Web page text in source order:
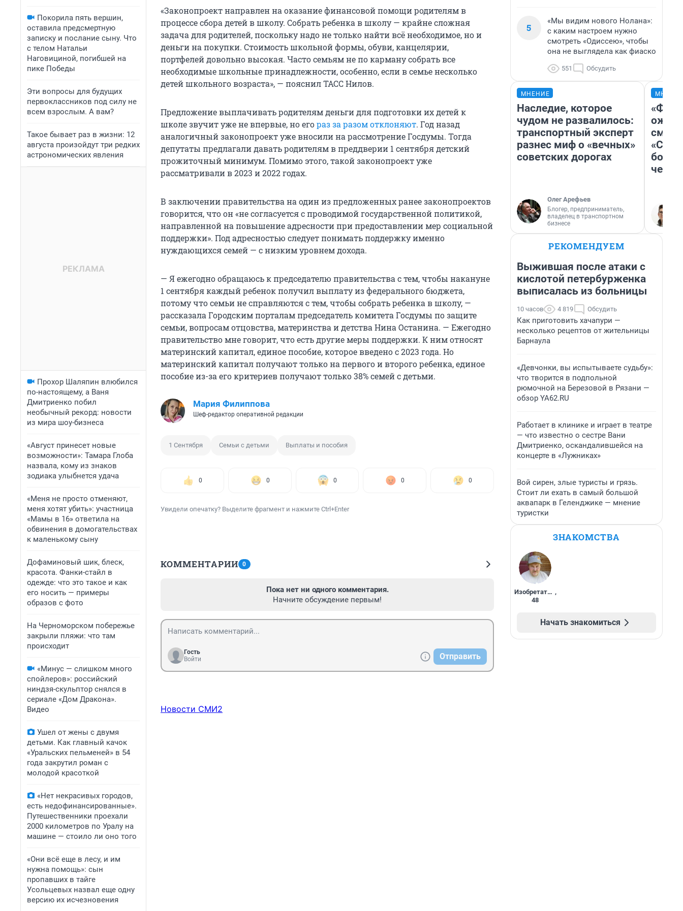
Покорила пять вершин,
оставила предсмертную
записку и послание сыну. Что
с телом Натальи
Наговициной, погибшей на
пике Победы
Эти вопросы для будущих
первоклассников под силу не
всем взрослым. А вам?
Такое бывает раз в жизни: 12
августа произойдут три редких
астрономических явления
Прохор Шаляпин влюбился
по-настоящему, а Ваня
Дмитриенко побил
необычный рекорд: новости
из мира шоу-бизнеса
«Август принесет новые
возможности»: Тамара Глоба
назвала, кому из знаков
зодиака улыбнется удача
«Меня не просто отменяют,
меня хотят убить»: участница
«Мамы в 16» ответила на
обвинения в домогательствах
к маленькому сыну
Дофаминовый шик, блеск,
красота. Фанки-стайл в
одежде: что это такое и как
его носить — примеры
образов с фото
На Черноморском побережье
закрыли пляжи: что там
происходит
«Минус — слишком много
спойлеров»: российский
ниндзя-скульптор снялся в
сериале «Дом Дракона».
Видео
Ушел от жены с двумя
детьми. Как главный качок
«Уральских пельменей» в 54
года закрутил роман с
молодой красоткой
«Нет некрасивых городов,
есть недофинансированные».
Путешественники проехали
2000 километров по Уралу на
машине — стоило ли оно того
«Они всё еще в лесу, и им
нужна помощь»: сын
пропавших в тайге
Усольцевых назвал еще одну
версию их исчезновения
«Законопроект направлен на оказание финансовой помощи родителям в
процессе сбора детей в школу. Собрать ребенка в школу — крайне сложная
задача для родителей, поскольку надо не только найти всё необходимое, но и
деньги на покупки. Стоимость школьной формы, обуви, канцелярии,
портфелей довольно высокая. Часто семьям не по карману собрать все
необходимые школьные принадлежности, особенно, если в семье несколько
детей школьного возраста», — пояснил ТАСС Нилов.
Предложение выплачивать родителям деньги для подготовки их детей к
школе звучит уже не впервые, но егораз за разом отклоняют. Год назад
аналогичный законопроект уже вносили на рассмотрение Госдумы. Тогда
депутаты предлагали давать родителям в преддверии 1 сентября детский
прожиточный минимум. Помимо этого, такой законопроект уже
рассматривали в 2023 и 2022 годах.
В заключении правительства на один из предложенных ранее законопроектов
говорится, что он «не согласуется с проводимой государственной политикой,
направленной на повышение адресности при предоставлении мер социальной
поддержки». Под адресностью следует понимать поддержку именно
нуждающихся семей — с низким уровнем дохода.
— Я ежегодно обращаюсь к председателю правительства с тем, чтобы накануне
1 сентября каждый ребенок получил выплату из федерального бюджета,
потому что семьи не справляются с тем, чтобы собрать ребенка в школу, —
рассказала Городским порталам председатель комитета Госдумы по защите
семьи, вопросам отцовства, материнства и детства Нина Останина. — Ежегодно
правительство мне говорит, что есть другие меры поддержки. К ним относят
материнский капитал, единое пособие, которое введено с 2023 года. Но
материнский капитал получают только на первого и второго ребенка, единое
пособие из-за его критериев получают только 38% семей с детьми.
Мария Филиппова
Шеф-редактор оперативной редакции
1 Сентября Семьи с детьми Выплаты и пособия
0 0 0 0 0
Увидели опечатку? Выделите фрагмент и нажмите Ctrl+Enter
КОММЕНТАРИИ 0
Пока нет ни одного комментария.
Начните обсуждение первым!
Гость
Войти
Отправить
Новости СМИ2
5
«Мы видим нового Нолана»:
с каким настроем нужно
смотреть «Одиссею», чтобы
она не выглядела как фиаско
551 Обсудить
МНЕНИЕ
Наследие, которое
чудом не развалилось:
транспортный эксперт
разнес миф о «вечных»
советских дорогах
Олег Арефьев
Блогер, предприниматель,
владелец в транспортном
бизнесе
РЕКОМЕНДУЕМ
Выжившая после атаки с
кислотой петербурженка
выписалась из больницы
10 часов 4 819 Обсудить
Как приготовить хачапури —
несколько рецептов от жительницы
Барнаула
«Девчонки, вы испытываете судьбу»:
что творится в подпольной
рюмочной на Березовой в Рязани —
обзор YA62.RU
Работает в клинике и играет в театре
— что известно о сестре Вани
Дмитриенко, оскандалившейся на
концерте в «Лужниках»
Вой сирен, злые туристы и грязь.
Стоит ли ехать в самый большой
аквапарк в Геленджике — мнение
туристки
ЗНАКОМСТВА
Изобретатель ,
48
Начать знакомиться